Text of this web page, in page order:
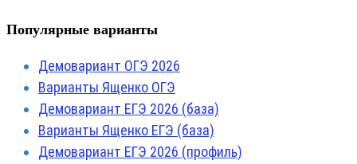
Популярные варианты
Демовариант ОГЭ 2026
Варианты Ященко ОГЭ
Демовариант ЕГЭ 2026 (база)
Варианты Ященко ЕГЭ (база)
Демовариант ЕГЭ 2026 (профиль)